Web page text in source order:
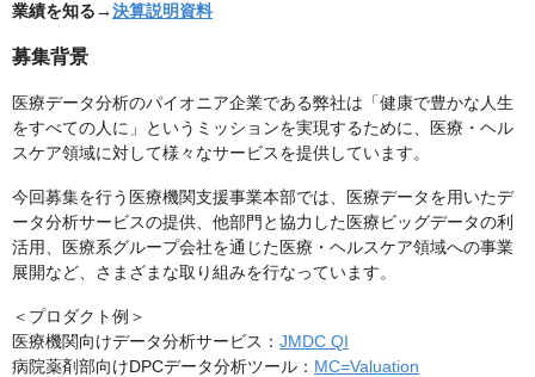
業績を知る→決算説明資料
募集背景
医療データ分析のパイオニア企業である弊社は「健康で豊かな人生
をすべての人に」というミッションを実現するために、医療・ヘル
スケア領域に対して様々なサービスを提供しています。
今回募集を行う医療機関支援事業本部では、医療データを用いたデ
ータ分析サービスの提供、他部門と協力した医療ビッグデータの利
活用、医療系グループ会社を通じた医療・ヘルスケア領域への事業
展開など、さまざまな取り組みを行なっています。
＜プロダクト例＞
医療機関向けデータ分析サービス： JMDC QI
病院薬剤部向けDPCデータ分析ツール： MC=Valuation